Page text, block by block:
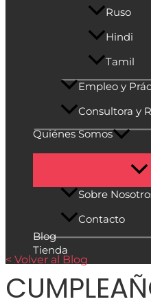
Ruso
Hindi
Tamil
Empleo y
Consultora y
Quiénes Somos
Sobre
Contacto
Blog
Tienda
< Volver al Blog